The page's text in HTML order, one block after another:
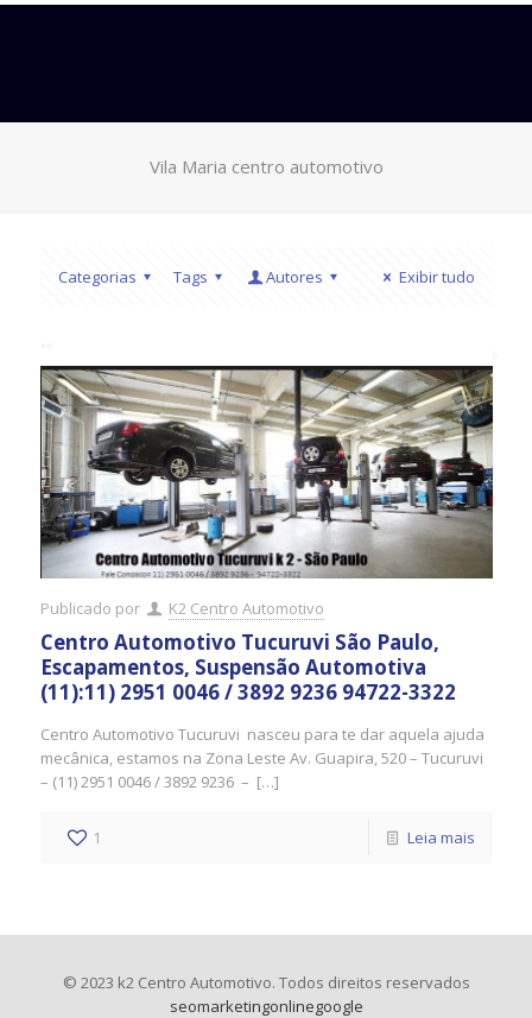
Vila Maria centro automotivo
Categorias Tags Autores Exibir tudo
Publicado por K2 Centro Automotivo
Centro Automotivo Tucuruvi São Paulo,
Escapamentos, Suspensão Automotiva
(11):11) 2951 0046 / 3892 9236 94722-3322
Centro Automotivo Tucuruvi nasceu para te dar aquela ajuda
mecânica, estamos na Zona Leste Av. Guapira, 520 – Tucuruvi
– (11) 2951 0046 / 3892 9236 – […]
1 Leia mais
© 2023 k2 Centro Automotivo. Todos direitos reservados
seomarketingonlinegoogle